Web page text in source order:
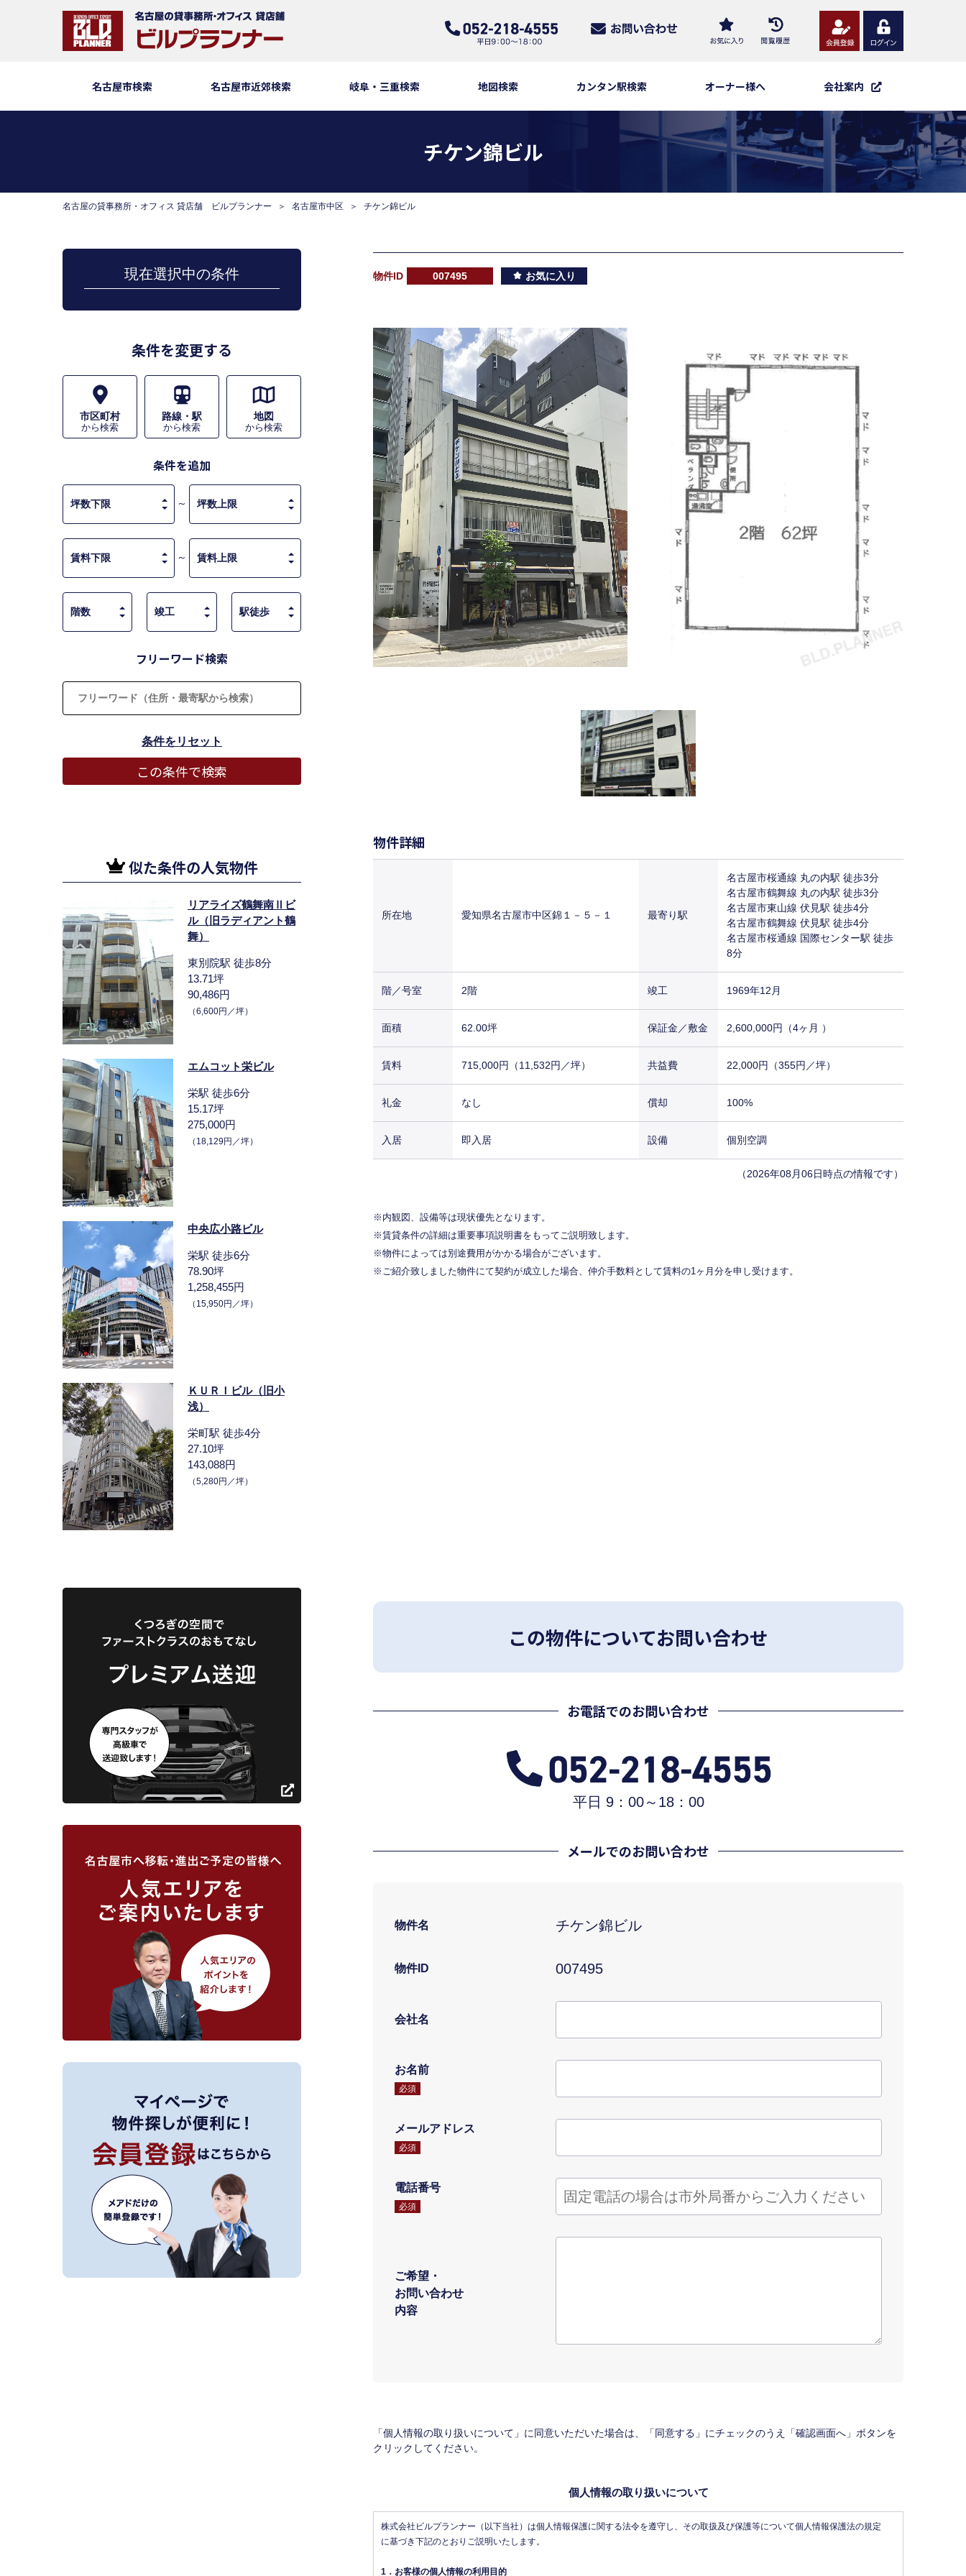
名古屋市検索 名古屋市近郊検索 岐阜・三重検索 地図検索 カンタン駅検索 オーナー様へ 会社案内
チケン錦ビル
名古屋の貸事務所・オフィス 貸店舗 ビルプランナー 名古屋市中区 チケン錦ビル
物件ID 007495 お気に入り
物件詳細
所在地 愛知県名古屋市中区錦１－５－１ 最寄り駅
名古屋市桜通線 丸の内駅 徒歩3分
名古屋市鶴舞線 丸の内駅 徒歩3分
名古屋市東山線 伏見駅 徒歩4分
名古屋市鶴舞線 伏見駅 徒歩4分
名古屋市桜通線 国際センター駅 徒歩
8分
階／号室 2階 竣工 1969年12月
面積 62.00坪 保証金／敷金 2,600,000円（4ヶ月 ）
賃料 715,000円（11,532円／坪） 共益費 22,000円（355円／坪）
礼金 なし 償却 100%
入居 即入居 設備 個別空調
（2026年08月06日時点の情報です）
内観図、設備等は現状優先となります。
賃貸条件の詳細は重要事項説明書をもってご説明致します。
物件によっては別途費用がかかる場合がございます。
ご紹介致しました物件にて契約が成立した場合、仲介手数料として賃料の1ヶ月分を申し受けます。
この物件についてお問い合わせ
お電話でのお問い合わせ
平日 9：00～18：00
メールでのお問い合わせ
物件名 チケン錦ビル
物件ID 007495
会社名
お名前
必須
メールアドレス
必須
電話番号
必須
ご希望・
お問い合わせ
内容
「個人情報の取り扱いについて」に同意いただいた場合は、「同意する」にチェックのうえ「確認画面へ」ボタンを
クリックしてください。
個人情報の取り扱いについて
株式会社ビルプランナー（以下当社）は個人情報保護に関する法令を遵守し、その取扱及び保護等について個人情報保護法の規定
に基づき下記のとおりご説明いたします。
1．お客様の個人情報の利用目的
現在選択中の条件
条件を変更する
市区町村
から検索
路線・駅
から検索
地図
から検索
条件を追加
～
～
フリーワード検索
似た条件の人気物件
リアライズ鶴舞南Ⅱビ
ル（旧ラディアント鶴
舞）
東別院駅 徒歩8分
13.71坪
90,486円
（6,600円／坪）
エムコット栄ビル
栄駅 徒歩6分
15.17坪
275,000円
（18,129円／坪）
中央広小路ビル
栄駅 徒歩6分
78.90坪
1,258,455円
（15,950円／坪）
ＫＵＲＩビル（旧小
浅）
栄町駅 徒歩4分
27.10坪
143,088円
（5,280円／坪）